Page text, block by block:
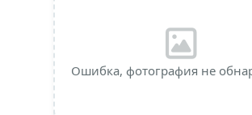
Ошибка, фотография не